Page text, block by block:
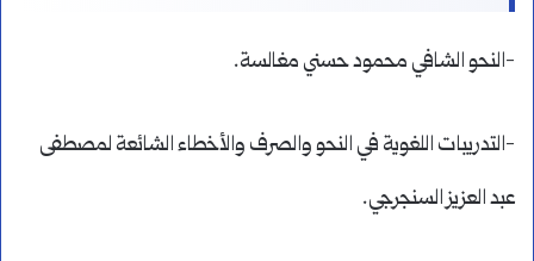
-النحو الشافي محمود حسني مغالسة.
-التدريبات اللغوية في النحو والصرف والأخطاء الشائعة لمصطفى
عبد العزيز السنجرجي.